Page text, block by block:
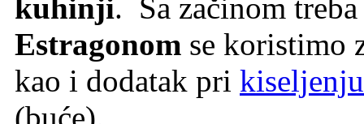
kuhinji. Sa začinom
Estragonom se koristimo
kao i dodatak pri